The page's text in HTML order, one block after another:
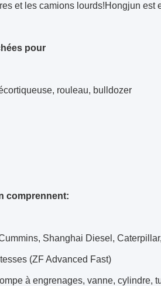
et les camions lourds!Hongjun est
pour
rouleau, bulldozer
comprennent:
Shanghai Diesel,
(ZF Advanced Fast)
à engrenages, vanne, cylindre,